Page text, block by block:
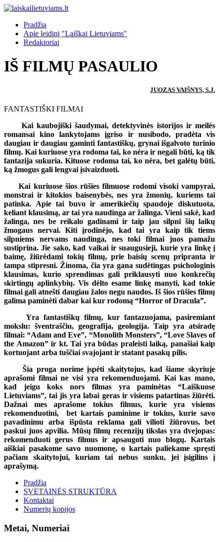
Pradžia
Apie leidinį "Laiškai Lietuviams"
Redaktoriai
IŠ FILMŲ PASAULIO
JUOZAS VAIŠNYS, S.J.
FANTASTIŠKI FILMAI
Kai kaubojiški šaudymai, detektyvinės istorijos ir meilės
romansai kino lankytojams įgriso ir nusibodo, pradėta vis
daugiau ir daugiau gaminti fantastiškų, grynai išgalvoto turinio
filmų. Kai kuriuose yra rodoma tai, ko nėra ir negali būti, ką tik
fantazija sukuria. Kituose rodoma tai, ko nėra, bet galėtų būti,
ką žmogus gali lengvai įsivaizduoti.
Kai kuriuose šios rūšies filmuose rodomi visoki vampyrai,
monstrai ir kitokios baisenybės, nes yra žmonių, kuriems tai
patinka. Apie tai buvo ir amerikiečių spaudoje diskutuota,
keliant klausimą, ar tai yra naudinga ar žalinga. Vieni sakė, kad
žalinga, nes be reikalo gadinami ir taip jau silpni šių laikų
žmogaus nervai. Kiti įrodinėjo, kad tai yra kaip tik tiems
silpniems nervams naudinga, nes toki filmai juos pamažu
sustiprina. Jie sako, kad vaikai ir suaugusieji, kurie yra linkę į
baimę, žiūrėdami tokių filmų, prie baisių scenų pripranta ir
tampa stipresni. Žinoma, čia yra gana sudėtingas psichologinis
klausimas, kurio sprendimas gali priklausyti nuo konkrečių
skirtingų aplinkybių. Vis dėlto esame linkę manyti, kad tokie
filmai gali atnešti daugiau žalos negu naudos. Iš šios rūšies filmų
galima paminėti dabar kai kur rodomą “Horror of Dracula”.
Yra fantastiškų filmų, kur fantazuojama, pasiremiant
mokslu: šventraščiu, geografija, geologija. Taip yra atsiradę
filmai: “Adam and Eve”, “Monolith Monsters”, “Love Slaves of
the Amazon” ir kt. Tai yra būdas praleisti laiką, panašiai kaip
kortuojant arba tuščiai svajojant ir statant pasakų pilis.
Šia proga norime įspėti skaitytojus, kad šiame skyriuje
aprašomi filmai ne visi yra rekomenduojami. Kai kas mano,
kad jeigu koks nors filmas yra paminėtas “Laiškuose
Lietuviams”, tai jis yra labai geras ir visiems patartinas žiūrėti.
Dažnai mes aprašome tokius filmus, kurie yra visiems
rekomenduotini, bet kartais paminime ir tokius, kurie savo
pavadinimu arba išpūsta reklama gali vilioti žiūrovus, bet
paskui juos apvilia. Mūsų filmų recenzijų tikslas yra dvejopas:
rekomenduoti gerus filmus ir apsaugoti nuo blogų. Kartais
aiškiai pasakome savo nuomonę, o kartais paliekame spręsti
pačiam skaitytojui, kuriam tai nebus sunku, jei įsigilins į
aprašymą.
Pradžia
SVETAINĖS STRUKTŪRA
Kontaktai
Numerių kopijos
Metai, Numeriai